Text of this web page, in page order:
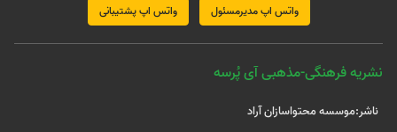
واتس اپ مدیرمسئول واتس اپ پشتیبانی
نشریه فرهنگی-مذهبی آی پُرسه
ناشر:موسسه محتواسازان آراد